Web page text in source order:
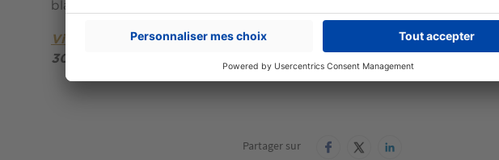
blanche.
Villa des Arts
30 boulevard Brahim Roudani, Rue Abou El Kacem Chabi
Partager sur